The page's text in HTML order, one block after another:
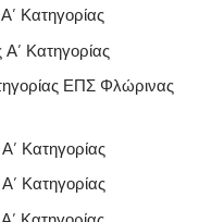
Κατηγορίας
Κατηγορίας
ΕΠΣ Φλώρινας
Κατηγορίας
Κατηγορίας